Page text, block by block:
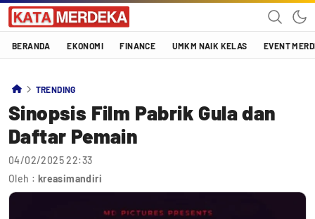
Katamerdeka
KATA MERDEKA
BERANDA EKONOMI FINANCE UMKM NAIK KELAS EVENT
TRENDING
Sinopsis Film Pabrik Gula dan
Daftar Pemain
04/02/2025 22:33
Oleh : kreasimandiri